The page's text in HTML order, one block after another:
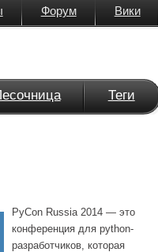
Форум Вики
Теги
PyCon Russia 2014 — это
конференция для python-
разработчиков, которая